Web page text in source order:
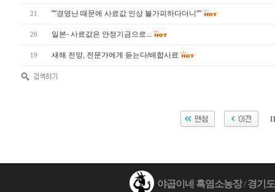
21 ""경영난 때문에 사료값 인상 불가피하다더니""
20 일본- 사료값은 안정기금으로...
19 새해 전망, 전문가에게 듣는다/배합사료
야곱이네 흑염소농장/경기